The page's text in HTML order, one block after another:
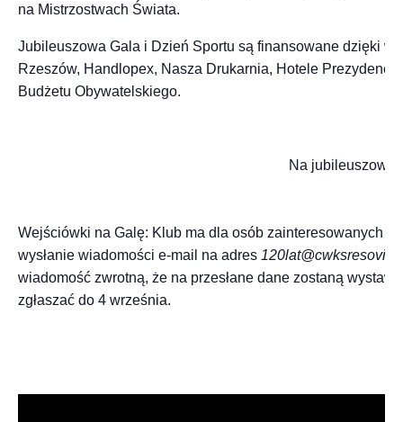
na Mistrzostwach Świata.
Jubileuszowa Gala i Dzień Sportu są finansowane dzięki
Rzeszów, Handlopex, Nasza Drukarnia, Hotele
Budżetu Obywatelskiego.
Na jubileuszowej
Wejściówki na Galę: Klub ma dla osób zainteresowanych
wysłanie wiadomości e-mail na adres
wiadomość zwrotną, że na przesłane dane zostaną
zgłaszać do 4 września.